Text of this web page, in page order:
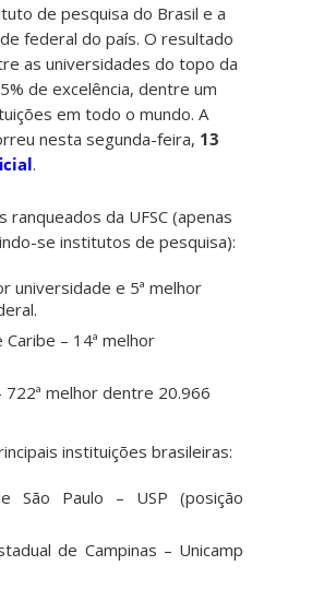
de pesquisa do Brasil e a
federal do país. O resultado
as universidades do topo da
de excelência, dentre um
em todo o mundo. A
nesta segunda-feira, 13
.
ranqueados da UFSC (apenas
se institutos de pesquisa):
universidade e 5ª melhor
Caribe – 14ª melhor
722ª melhor dentre 20.966
instituições brasileiras:
São Paulo – USP (posição
de Campinas – Unicamp